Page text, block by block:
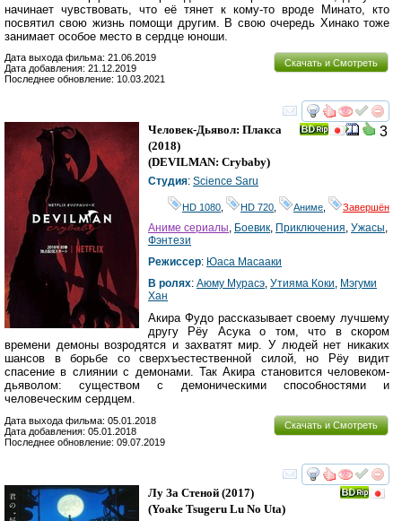
начинает чувствовать, что её тянет к кому-то вроде Минато, кто
посвятил свою жизнь помощи другим. В свою очередь Хинако тоже
занимает особое место в сердце юноши.
Скачать и Смотреть
Дата выхода фильма: 21.06.2019
Дата добавления: 21.12.2019
Последнее обновление: 10.03.2021
смотреть
3
Человек-Дьявол: Плакса
(2018)
(DEVILMAN: Crybaby)
Студия: Science Saru
HD 1080 HD 720 Аниме Завершён
Аниме сериалы, Боевик, Приключения, Ужасы,
Фэнтези
Режиссер: Юаса Масааки
В ролях: Аюму Мурасэ, Утияма Коки, Мэгуми
Хан
Акира Фудо рассказывает своему лучшему
другу Рёу Асука о том, что в скором
времени демоны возродятся и захватят мир. У людей нет никаких
шансов в борьбе со сверхъестественной силой, но Рёу видит
спасение в слиянии с демонами. Так Акира становится человеком-
дьяволом: существом с демоническими способностями и
человеческим сердцем.
Скачать и Смотреть
Дата выхода фильма: 05.01.2018
Дата добавления: 05.01.2018
Последнее обновление: 09.07.2019
смотреть
Лу За Стеной (2017)
(Yoake Tsugeru Lu No Uta)